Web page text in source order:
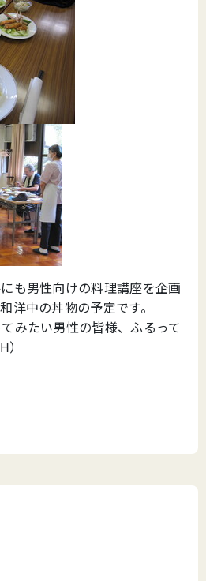
も男性向けの料理講座を企画
洋中の丼物の予定です。
みたい男性の皆様、ふるって